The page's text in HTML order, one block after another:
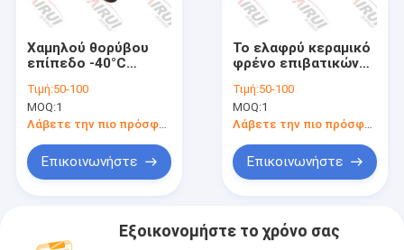
Χαμηλού θορύβου
επίπεδο -40°C
αυτοκινήτων τύπου
αρχικού εξοπλισμού
κεραμικό σε 300°C
Τιμή:50-100
MOQ:1
Λάβετε την πιο πρόσφατη τιμή
Επικοινωνήστε
Το ελαφρύ κεραμικό
φρένο επιβατικών
τη λιγότερη πτώση
σκόνης
Τιμή:50-100
MOQ:1
Λάβετε την πιο πρόσφατη τιμή
Επικοινωνήστε
Εξοικονομήστε το χρόνο σας